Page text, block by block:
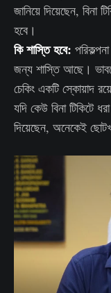
জানিয়ে দিয়েছেন, বিনা
হবে।
কি শাস্তি হবে:
জন্য শাস্তি আছে।
চেকিং একটি স্কোয়াদ
যদি কেউ বিনা টিকিটে
দিয়েছেন, অনেকেই